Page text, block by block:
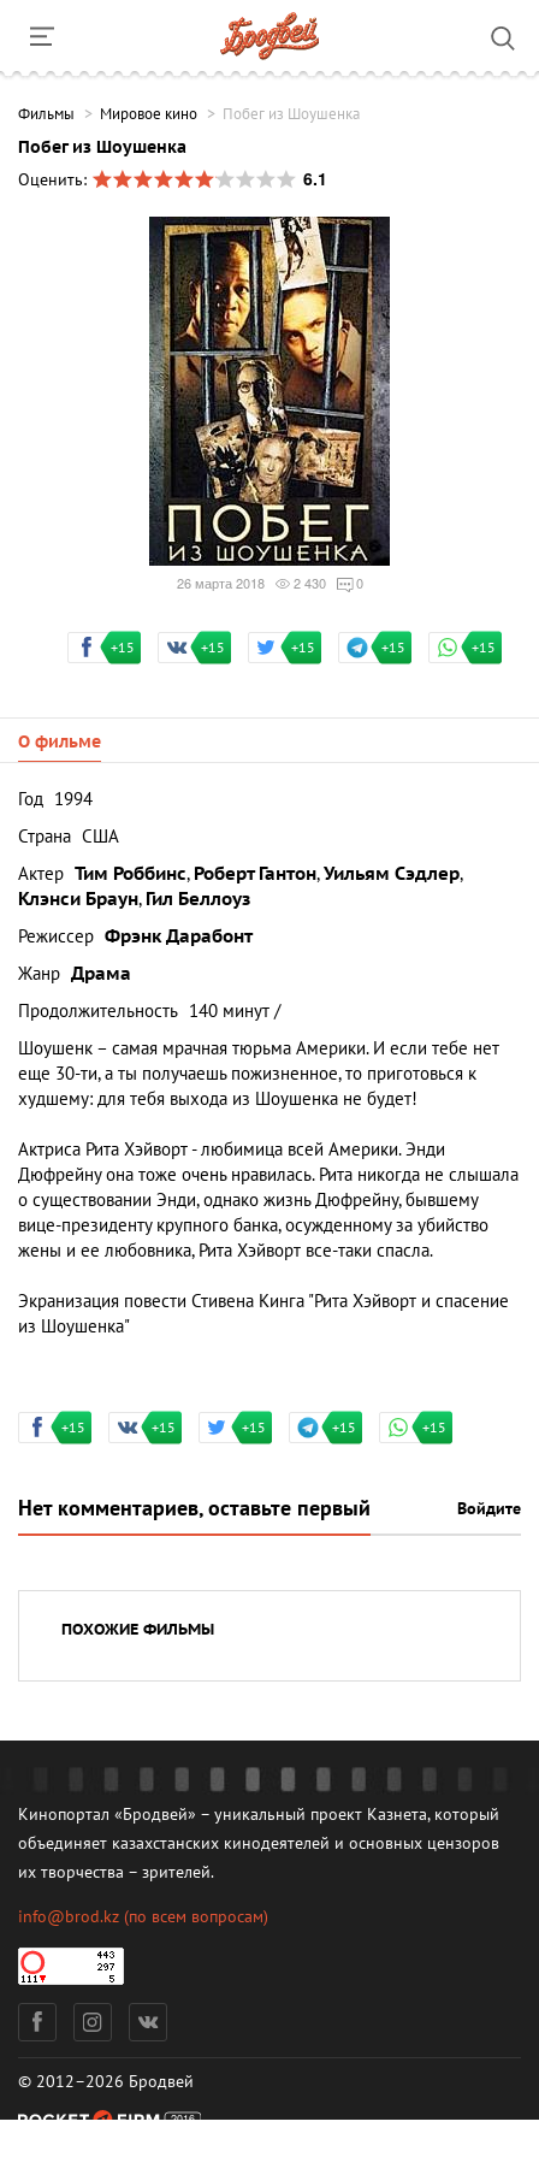
Фильмы Мировое кино Побег из Шоушенка
Побег из Шоушенка
Оценить:
6.1
26 марта 2018 2 430 0
+15 +15 +15 +15 +15
О фильме
Год 1994
Страна США
Актер Тим Роббинс, Роберт Гантон,Уильям Сэдлер,
Клэнси Браун, Гил Беллоуз
Режиссер Фрэнк Дарабонт
Жанр Драма
Продолжительность 140 минут /
Шоушенк – самая мрачная тюрьма Америки. И если тебе нет
еще 30-ти, а ты получаешь пожизненное, то приготовься к
худшему: для тебя выхода из Шоушенка не будет!
Актриса Рита Хэйворт - любимица всей Америки. Энди
Дюфрейну она тоже очень нравилась. Рита никогда не слышала
о существовании Энди, однако жизнь Дюфрейну, бывшему
вице-президенту крупного банка, осужденному за убийство
жены и ее любовника, Рита Хэйворт все-таки спасла.
Экранизация повести Стивена Кинга "Рита Хэйворт и спасение
из Шоушенка"
+15 +15 +15 +15 +15
Нет комментариев, оставьте первый Войдите
ПОХОЖИЕ ФИЛЬМЫ
Кинопортал «Бродвей» – уникальный проект Казнета, который
объединяет казахстанских кинодеятелей и основных цензоров
их творчества – зрителей.
info@brod.kz (по всем вопросам)
© 2012–2026 Бродвей